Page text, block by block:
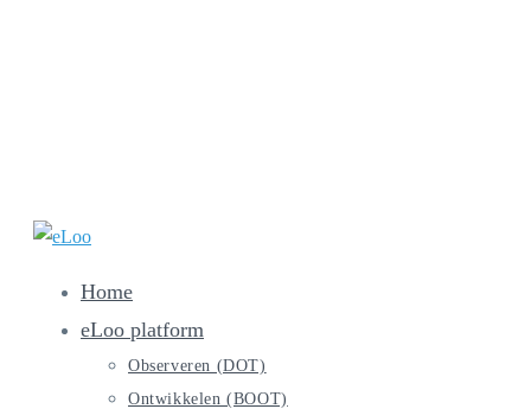
Hoofdmenu
Home
eLoo platform
Observeren (DOT)
Ontwikkelen (BOOT)